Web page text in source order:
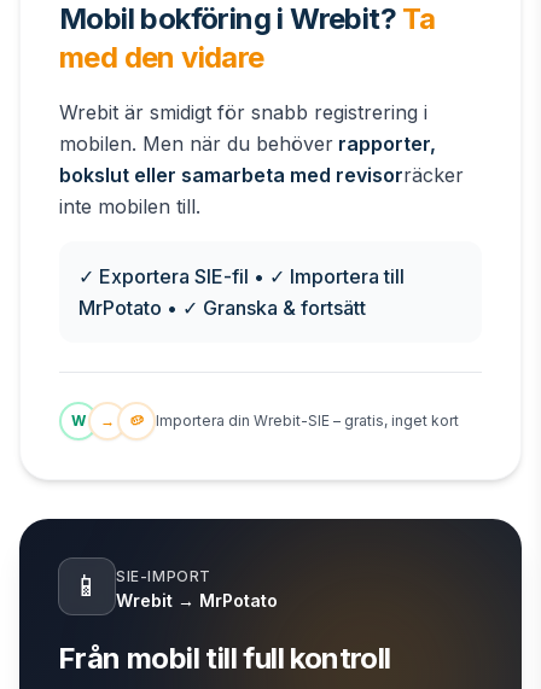
Mobil bokföring i Wrebit? Ta
med den vidare
Wrebit är smidigt för snabb registrering i
mobilen. Men när du behöver rapporter,
bokslut eller samarbeta med revisorräcker
inte mobilen till.
✓ Exportera SIE-fil • ✓ Importera till
MrPotato • ✓ Granska & fortsätt
W → 🥔 Importera din Wrebit-SIE – gratis, inget kort
📱 SIE-IMPORT
Wrebit → MrPotato
Från mobil till full kontroll